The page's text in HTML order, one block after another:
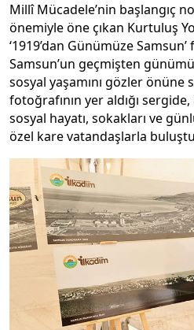
Millî Mücadele’nin başlangıç
önemiyle öne çıkan Kurtuluş
‘1919’dan Günümüze
Samsun’un geçmişten
sosyal yaşamını gözler önüne
fotoğrafının yer aldığı
sosyal hayatı, sokakları ve
özel kare vatandaşlarla